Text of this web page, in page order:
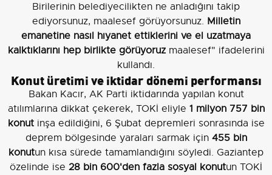
Birilerinin belediyecilikten ne anladığını takip
ediyorsunuz, maalesef görüyorsunuz. Milletin
emanetine nasıl hıyanet ettiklerini ve el uzatmaya
kalktıklarını hep birlikte görüyoruzmaalesef" ifadelerini
kullandı.
Konut üretimi ve iktidar dönemi performansı
Bakan Kacır, AK Parti iktidarında yapılan konut
atılımlarına dikkat çekerek, TOKİ eliyle 1 milyon 757 bin
konutinşa edildiğini, 6 Şubat depremleri sonrasında ise
deprem bölgesinde yaraları sarmak için 455 bin
konutun kısa sürede tamamlandığını söyledi. Gaziantep
özelinde ise 28 bin 600'den fazla sosyal konutun TOKİ